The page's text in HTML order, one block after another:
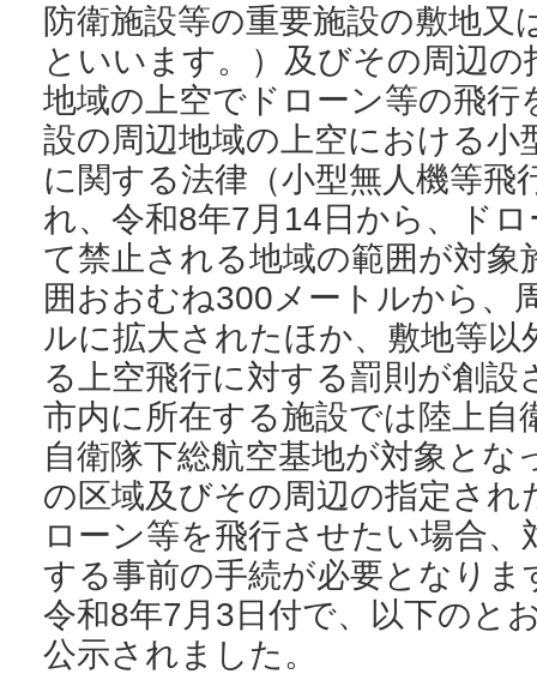
防衛施設等の重要施設の敷地又
といいます。）及びその周辺
地域の上空でドローン等の飛行
設の周辺地域の上空における小
に関する法律（小型無人機等飛
れ、令和8年7月14日から、ド
て禁止される地域の範囲が対象
囲おおむね300メートルから、
ルに拡大されたほか、敷地等
る上空飛行に対する罰則が創設
市内に所在する施設では陸上自
自衛隊下総航空基地が対象と
の区域及びその周辺の指定さ
ローン等を飛行させたい場合
する事前の手続が必要となりま
令和8年7月3日付で、以下のと
公示されました。